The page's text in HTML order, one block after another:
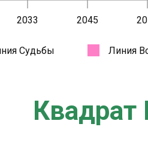
Квадрат